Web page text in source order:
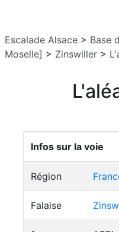
Escalade Alsace > Base
Moselle] > Zinswiller >
Infos sur la voie
Région
Falaise